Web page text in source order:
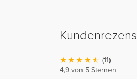
(11)
4,9 von 5 Sternen